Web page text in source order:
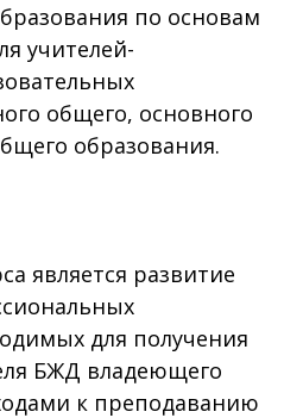
по основам
учителей-
общего, основного
образования.
является развитие
для получения
БЖД владеющего
к преподаванию